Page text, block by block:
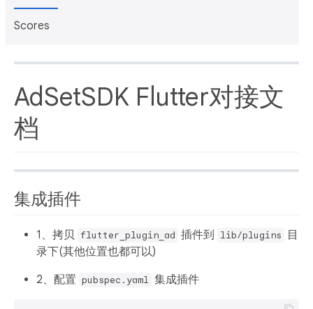
Scores
AdSetSDK Flutter对接文
档
集成插件
1、拷贝 flutter_plugin_ad 插件到 lib/plugins
目
录下(其他位置也都可以)
2、配置 pubspec.yaml 集成插件